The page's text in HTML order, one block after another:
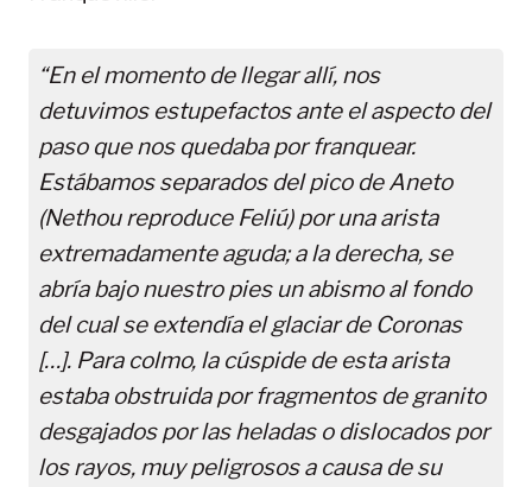
“En el momento de llegar allí, nos
detuvimos estupefactos ante el aspecto del
paso que nos quedaba por franquear.
Estábamos separados del pico de Aneto
(Nethou reproduce Feliú) por una arista
extremadamente aguda; a la derecha, se
abría bajo nuestro pies un abismo al fondo
del cual se extendía el glaciar de Coronas
[…]. Para colmo, la cúspide de esta arista
estaba obstruida por fragmentos de granito
desgajados por las heladas o dislocados por
los rayos, muy peligrosos a causa de su